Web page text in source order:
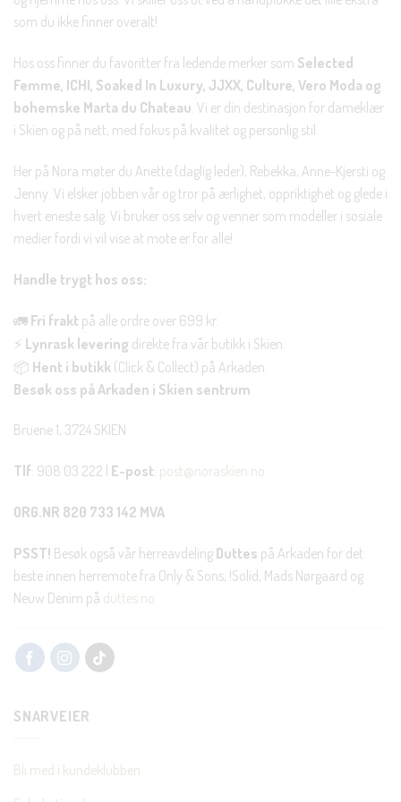
som du ikke finner overalt!
Hos oss finner du favoritter fra ledende merker som Selected
Femme, ICHI, Soaked In Luxury, JJXX, Culture, Vero Moda og
bohemske Marta du Chateau. Vi er din destinasjon for dameklær
i Skien og på nett, med fokus på kvalitet og personlig stil.
Her på Nora møter du Anette (daglig leder), Rebekka, Anne-Kjersti og
Jenny. Vi elsker jobben vår og tror på ærlighet, oppriktighet og glede i
hvert eneste salg. Vi bruker oss selv og venner som modeller i sosiale
medier fordi vi vil vise at mote er for alle!
Handle trygt hos oss:
🚛 Fri frakt på alle ordre over 699 kr.
⚡ Lynrask levering direkte fra vår butikk i Skien.
📦 Hent i butikk (Click & Collect) på Arkaden.
Besøk oss på Arkaden i Skien sentrum
Bruene 1, 3724 SKIEN
Tlf: 908 03 222 | E-post: post@noraskien.no
ORG.NR 820 733 142 MVA
PSST! Besøk også vår herreavdeling Duttes på Arkaden for det
beste innen herremote fra Only & Sons, !Solid, Mads Nørgaard og
Neuw Denim på duttes.no
SNARVEIER
Bli med i kundeklubben